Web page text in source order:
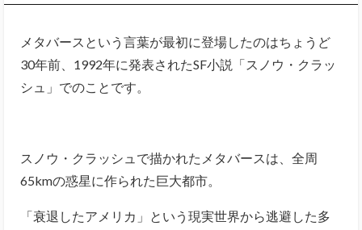
メタバースという言葉が最初に登場したのはちょうど
30年前、1992年に発表されたSF小説「スノウ・クラッ
シュ」でのことです。
スノウ・クラッシュで描かれたメタバースは、全周
65kmの惑星に作られた巨大都市。
「衰退したアメリカ」という現実世界から逃避した多